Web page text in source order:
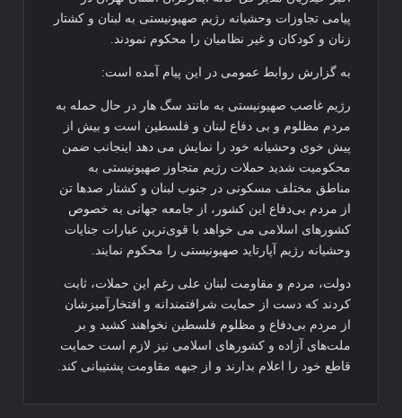
پیامی تجاوزات وحشیانه رژیم صهیونیستی به لبنان و کشتار
زنان و کودکان و غیر نظامیان را محکوم نمودند.
به گزارش روابط عمومی در این پیام آمده است:
رژیم غاصب صهیونیستی به مانند سگ هار در حال حمله به
مردم مظلوم و بی دفاع لبنان و فلسطین است و بیش از
پیش خوی وحشیانه خود را نمایش می دهد اینجانب ضمن
محکومیت شدید حملات رژیم متجاوز صهیونیستی به
مناطق مختلف مسکونی در جنوب لبنان ‌و کشتار صدها تن
از مردم‌ بی‌دفاع این کشور، از جامعه جهانی به خصوص
کشورهای اسلامی می خواهد با قوی‌ترین عبارات جنایات
وحشیانه رژیم آپارتاید صهیونیستی را محکوم نمایند.
دولت، مردم و مقاومت لبنان علی رغم این حملات، ثابت
کردند که دست از حمایت شرافتمندانه و افتخارآمیزشان
از مردم بی‌دفاع و مظلوم فلسطین نخواهند کشید و بر
ملت‌های آزاده و کشورهای اسلامی نیز لازم است حمایت
قاطع خود را اعلام بدارند و از جبهه مقاومت پشتیبانی کند.